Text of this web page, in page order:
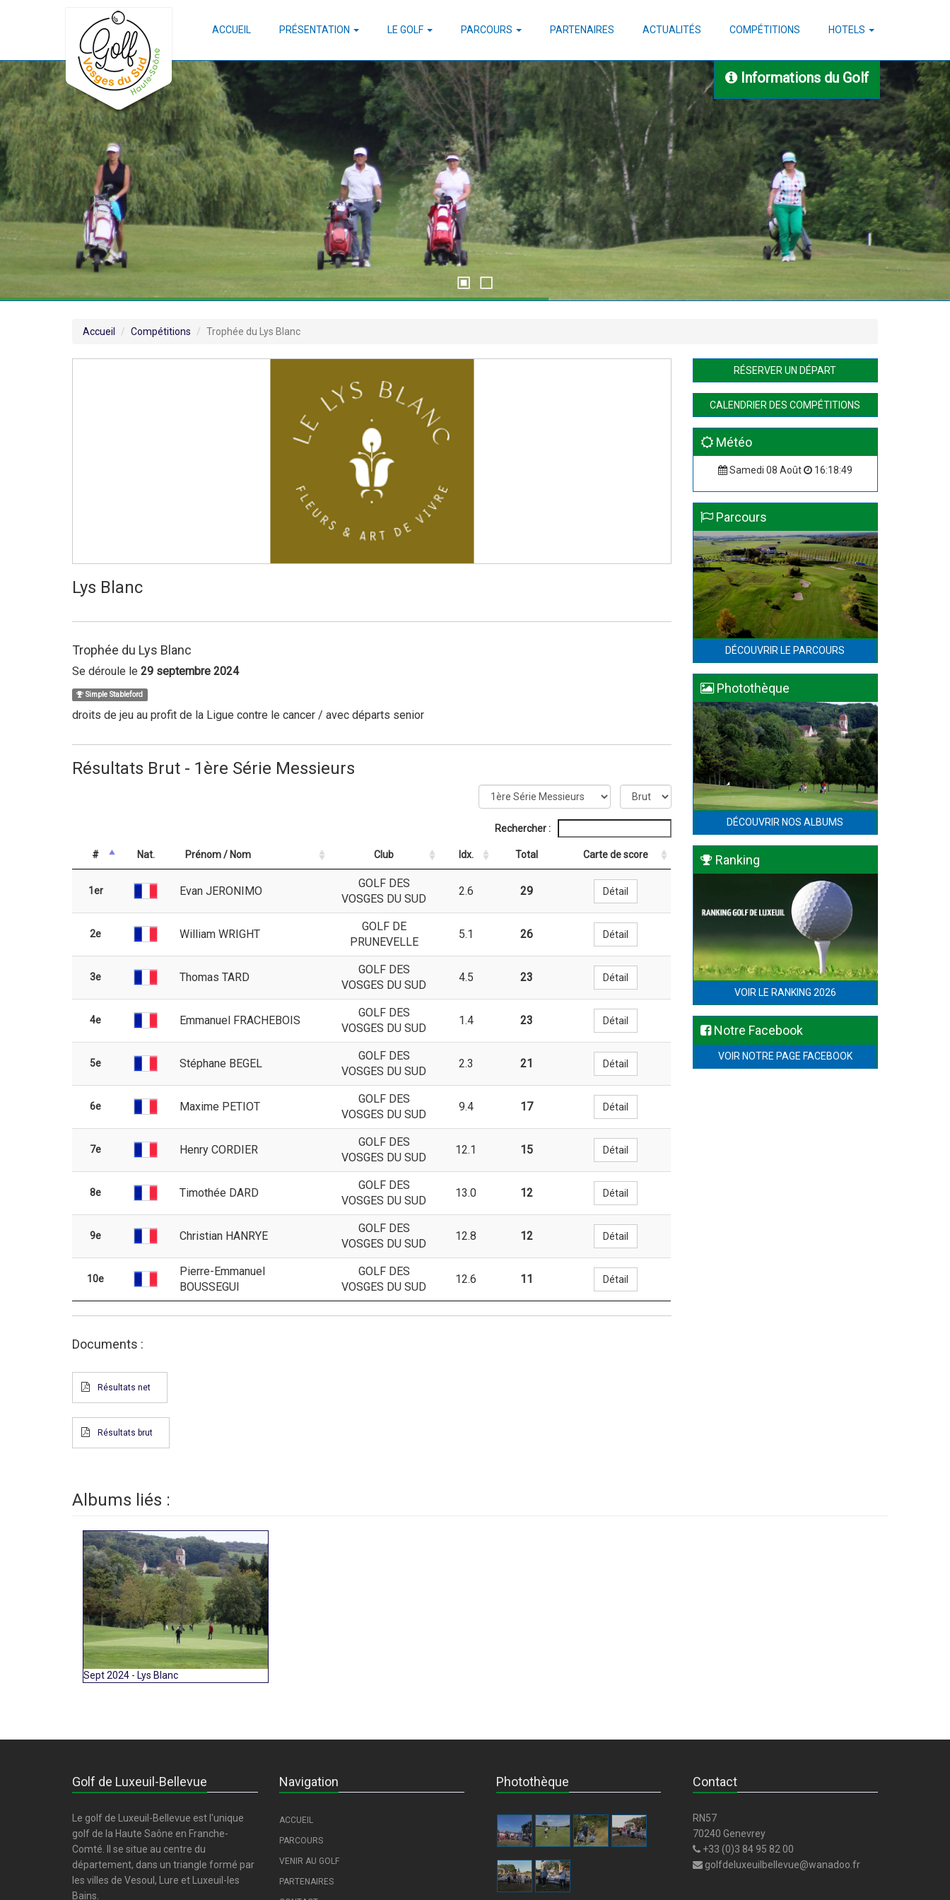
ACCUEIL PRÉSENTATION LE GOLF PARCOURS PARTENAIRES ACTUALITÉS COMPÉTITIONS HOTELS
Informations du Golf
Accueil Compétitions Trophée du Lys Blanc
Lys Blanc
Trophée du Lys Blanc
Se déroule le 29 septembre 2024
Simple Stableford
droits de jeu au profit de la Ligue contre le cancer / avec départs senior
Résultats Brut - 1ère Série Messieurs
Rechercher :
# Nat. Prénom / Nom Club Idx. Total Carte de score
1er Evan JERONIMO
GOLF DES
VOSGES DU SUD
2.6 29 Détail
2e William WRIGHT
GOLF DE
PRUNEVELLE
5.1 26 Détail
3e Thomas TARD
GOLF DES
VOSGES DU SUD
4.5 23 Détail
4e Emmanuel FRACHEBOIS
GOLF DES
VOSGES DU SUD
1.4 23 Détail
5e Stéphane BEGEL
GOLF DES
VOSGES DU SUD
2.3 21 Détail
6e Maxime PETIOT
GOLF DES
VOSGES DU SUD
9.4 17 Détail
7e Henry CORDIER
GOLF DES
VOSGES DU SUD
12.1 15 Détail
8e Timothée DARD
GOLF DES
VOSGES DU SUD
13.0 12 Détail
9e Christian HANRYE
GOLF DES
VOSGES DU SUD
12.8 12 Détail
10e
Pierre-Emmanuel
BOUSSEGUI
GOLF DES
VOSGES DU SUD
12.6 11 Détail
Documents :
Résultats net
Résultats brut
Albums liés :
Sept 2024 - Lys Blanc
RÉSERVER UN DÉPART
CALENDRIER DES COMPÉTITIONS
Météo
Samedi 08 Août 16:18:50
Parcours
DÉCOUVRIR LE PARCOURS
Photothèque
DÉCOUVRIR NOS ALBUMS
Ranking
VOIR LE RANKING 2026
Notre Facebook
VOIR NOTRE PAGE FACEBOOK
Golf de Luxeuil-Bellevue
Le golf de Luxeuil-Bellevue est l'unique
golf de la Haute Saône en Franche-
Comté. Il se situe au centre du
département, dans un triangle formé par
les villes de Vesoul, Lure et Luxeuil-les
Bains.
Navigation
ACCUEIL
PARCOURS
VENIR AU GOLF
PARTENAIRES
Photothèque Contact
RN57
70240 Genevrey
+33 (0)3 84 95 82 00
golfdeluxeuilbellevue@wanadoo.fr